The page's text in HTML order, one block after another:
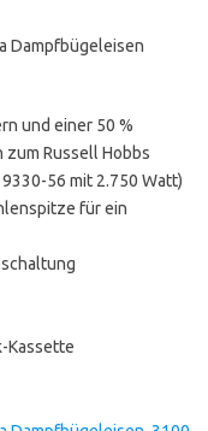
Dampfbügeleisen
und einer 50 %
zum Russell Hobbs
56 mit 2.750 Watt)
für ein
Kassette